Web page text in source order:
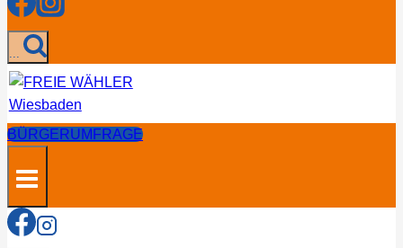
...
BÜRGERUMFRAGE